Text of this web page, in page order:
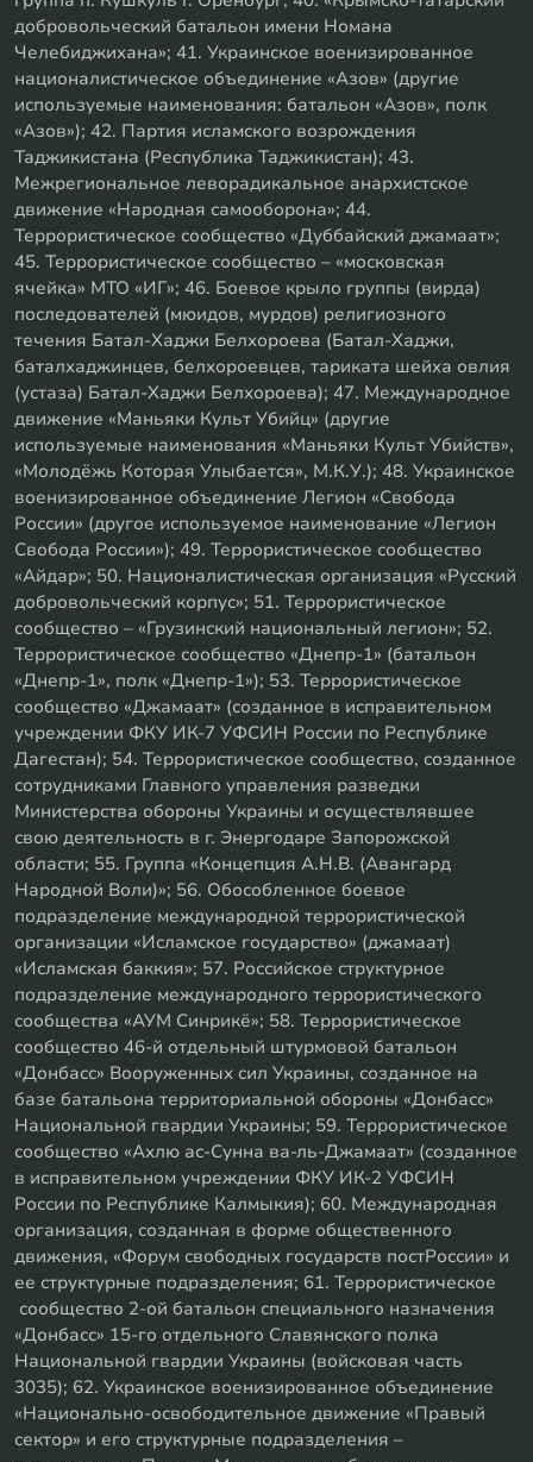
добровольческий батальон имени Номана
Челебиджихана»; 41. Украинское военизированное
националистическое объединение «Азов» (другие
используемые наименования: батальон «Азов», полк
«Азов»); 42. Партия исламского возрождения
Таджикистана (Республика Таджикистан); 43.
Межрегиональное леворадикальное анархистское
движение «Народная самооборона»; 44.
Террористическое сообщество «Дуббайский джамаат»;
45. Террористическое сообщество – «московская
ячейка» МТО «ИГ»; 46. Боевое крыло группы (вирда)
последователей (мюидов, мурдов) религиозного
течения Батал-Хаджи Белхороева (Батал-Хаджи,
баталхаджинцев, белхороевцев, тариката шейха овлия
(устаза) Батал-Хаджи Белхороева); 47. Международное
движение «Маньяки Культ Убийц» (другие
используемые наименования «Маньяки Культ Убийств»,
«Молодёжь Которая Улыбается», М.К.У.); 48. Украинское
военизированное объединение Легион «Свобода
России» (другое используемое наименование «Легион
Свобода России»); 49. Террористическое сообщество
«Айдар»; 50. Националистическая организация «Русский
добровольческий корпус»; 51. Террористическое
сообщество – «Грузинский национальный легион»; 52.
Террористическое сообщество «Днепр-1» (батальон
«Днепр-1», полк «Днепр-1»); 53. Террористическое
сообщество «Джамаат» (созданное в исправительном
учреждении ФКУ ИК-7 УФСИН России по Республике
Дагестан); 54. Террористическое сообщество, созданное
сотрудниками Главного управления разведки
Министерства обороны Украины и осуществлявшее
свою деятельность в г. Энергодаре Запорожской
области; 55. Группа «Концепция А.Н.В. (Авангард
Народной Воли)»; 56. Обособленное боевое
подразделение международной террористической
организации «Исламское государство» (джамаат)
«Исламская баккия»; 57. Российское структурное
подразделение международного террористического
сообщества «АУМ Синрикё»; 58. Террористическое
сообщество 46-й отдельный штурмовой батальон
«Донбасс» Вооруженных сил Украины, созданное на
базе батальона территориальной обороны «Донбасс»
Национальной гвардии Украины; 59. Террористическое
сообщество «Ахлю ас-Сунна ва-ль-Джамаат» (созданное
в исправительном учреждении ФКУ ИК-2 УФСИН
России по Республике Калмыкия); 60. Международная
организация, созданная в форме общественного
движения, «Форум свободных государств постРоссии» и
ее структурные подразделения; 61. Террористическое
сообщество 2-ой батальон специального назначения
«Донбасс» 15-го отдельного Славянского полка
Национальной гвардии Украины (войсковая часть
3035); 62. Украинское военизированное объединение
«Национально-освободительное движение «Правый
сектор» и его структурные подразделения –